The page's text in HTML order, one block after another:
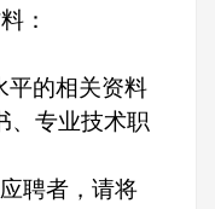
：
的相关资料
、专业技术职
聘者，请将